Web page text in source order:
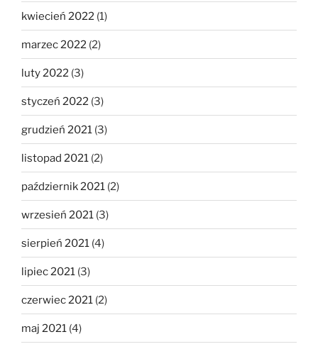
kwiecień 2022 (1)
marzec 2022 (2)
luty 2022 (3)
styczeń 2022 (3)
grudzień 2021 (3)
listopad 2021 (2)
październik 2021 (2)
wrzesień 2021 (3)
sierpień 2021 (4)
lipiec 2021 (3)
czerwiec 2021 (2)
maj 2021 (4)